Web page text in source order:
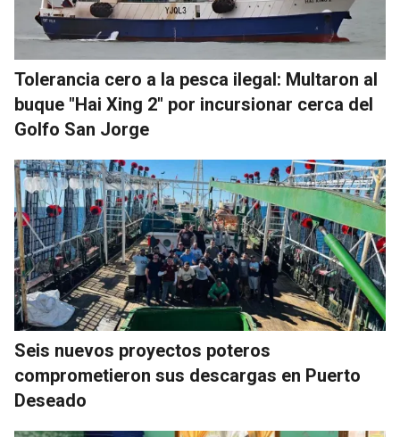
Tolerancia cero a la pesca ilegal: Multaron al
buque "Hai Xing 2" por incursionar cerca del
Golfo San Jorge
Seis nuevos proyectos poteros
comprometieron sus descargas en Puerto
Deseado